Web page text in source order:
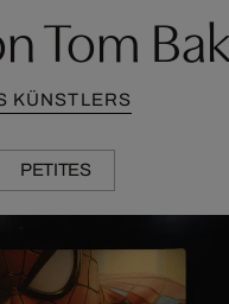
Tom
KÜNSTLERS
PETITES